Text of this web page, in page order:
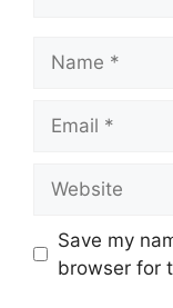
Save my
browser for